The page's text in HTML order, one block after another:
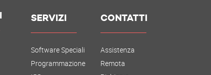
SERVIZI
Software Speciali
Programmazione
CONTATTI
Assistenza
Remota